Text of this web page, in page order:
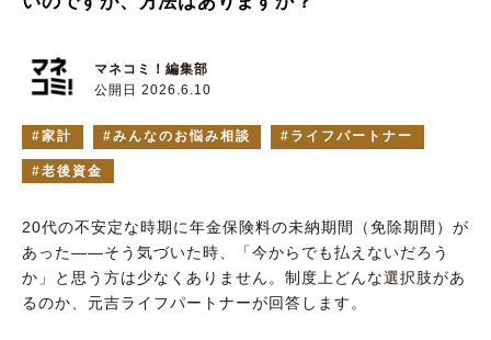
公開日 2026.6.10
マネコミ！編集部
家計 みんなのお悩み相談 ライフパートナー
老後資金
20代の不安定な時期に年金保険料の未納期間（免除期間）が
あった——そう気づいた時、「今からでも払えないだろう
か」と思う方は少なくありません。制度上どんな選択肢があ
るのか、元吉ライフパートナーが回答します。